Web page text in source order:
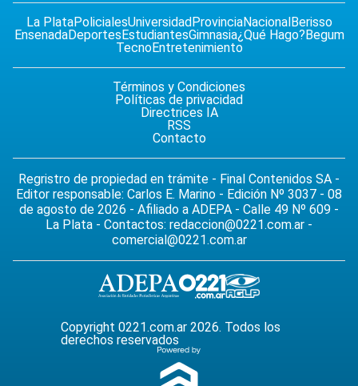
La PlataPolicialesUniversidadProvinciaNacionalBerisso
EnsenadaDeportesEstudiantesGimnasia¿Qué Hago?Begum
TecnoEntretenimiento
Términos y Condiciones
Políticas de privacidad
Directrices IA
RSS
Contacto
Regristro de propiedad en trámite - Final Contenidos SA -
Editor responsable: Carlos E. Marino - Edición Nº 3037 - 08
de agosto de 2026 - Afiliado a ADEPA - Calle 49 Nº 609 -
La Plata - Contactos: redaccion@0221.com.ar -
comercial@0221.com.ar
Copyright 0221.com.ar 2026. Todos los
derechos reservados